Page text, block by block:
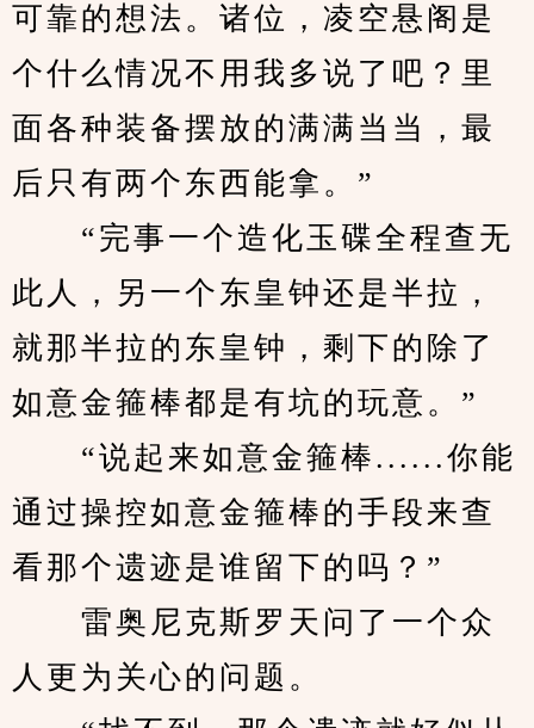
可靠的想法。诸位，凌空悬阁是
个什么情况不用我多说了吧？里
面各种装备摆放的满满当当，最
后只有两个东西能拿。”
“完事一个造化玉碟全程查无
此人，另一个东皇钟还是半拉，
就那半拉的东皇钟，剩下的除了
如意金箍棒都是有坑的玩意。”
“说起来如意金箍棒......你能
通过操控如意金箍棒的手段来查
看那个遗迹是谁留下的吗？”
雷奥尼克斯罗天问了一个众
人更为关心的问题。